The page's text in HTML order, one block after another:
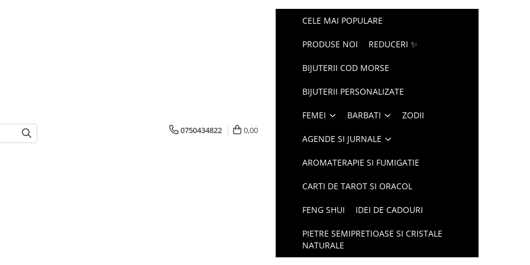
0750434822 0,00
CELE MAI POPULARE
PRODUSE NOI REDUCERI ✨
BIJUTERII COD MORSE
BIJUTERII PERSONALIZATE
FEMEI BARBATI ZODII
AGENDE SI JURNALE
AROMATERAPIE SI FUMIGATIE
CARTI DE TAROT SI ORACOL
FENG SHUI IDEI DE CADOURI
PIETRE SEMIPRETIOASE SI CRISTALE
NATURALE